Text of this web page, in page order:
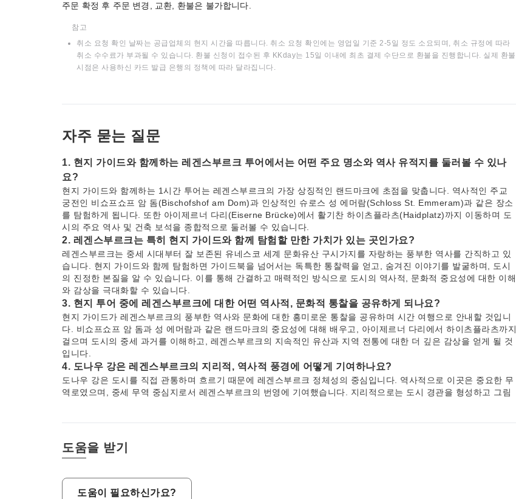
주문 확정 후 주문 변경, 교환, 환불은 불가합니다.
참고
취소 요청 확인 날짜는 공급업체의 현지 시간을 따릅니다. 취소 요청 확인에는 영업일 기준 2-5일 정도 소요되며, 취소 규정에 따라
취소 수수료가 부과될 수 있습니다. 환불 신청이 접수된 후 KKday는 15일 이내에 최초 결제 수단으로 환불을 진행합니다. 실제 환불
시점은 사용하신 카드 발급 은행의 정책에 따라 달라집니다.
자주 묻는 질문
1. 현지 가이드와 함께하는 레겐스부르크 투어에서는 어떤 주요 명소와 역사 유적지를 둘러볼 수 있나
요?
현지 가이드와 함께하는 1시간 투어는 레겐스부르크의 가장 상징적인 랜드마크에 초점을 맞춥니다. 역사적인 주교
궁전인 비쇼프쇼프 암 돔(Bischofshof am Dom)과 인상적인 슈로스 성 에머람(Schloss St. Emmeram)과 같은 장소
를 탐험하게 됩니다. 또한 아이제르너 다리(Eiserne Brücke)에서 활기찬 하이츠플라츠(Haidplatz)까지 이동하며 도
시의 주요 역사 및 건축 보석을 종합적으로 둘러볼 수 있습니다.
2. 레겐스부르크는 특히 현지 가이드와 함께 탐험할 만한 가치가 있는 곳인가요?
레겐스부르크는 중세 시대부터 잘 보존된 유네스코 세계 문화유산 구시가지를 자랑하는 풍부한 역사를 간직하고 있
습니다. 현지 가이드와 함께 탐험하면 가이드북을 넘어서는 독특한 통찰력을 얻고, 숨겨진 이야기를 발굴하며, 도시
의 진정한 본질을 알 수 있습니다. 이를 통해 간결하고 매력적인 방식으로 도시의 역사적, 문화적 중요성에 대한 이해
와 감상을 극대화할 수 있습니다.
3. 현지 투어 중에 레겐스부르크에 대한 어떤 역사적, 문화적 통찰을 공유하게 되나요?
현지 가이드가 레겐스부르크의 풍부한 역사와 문화에 대한 흥미로운 통찰을 공유하며 시간 여행으로 안내할 것입니
다. 비쇼프쇼프 암 돔과 성 에머람과 같은 랜드마크의 중요성에 대해 배우고, 아이제르너 다리에서 하이츠플라츠까지
걸으며 도시의 중세 과거를 이해하고, 레겐스부르크의 지속적인 유산과 지역 전통에 대한 더 깊은 감상을 얻게 될 것
입니다.
4. 도나우 강은 레겐스부르크의 지리적, 역사적 풍경에 어떻게 기여하나요?
도나우 강은 도시를 직접 관통하며 흐르기 때문에 레겐스부르크 정체성의 중심입니다. 역사적으로 이곳은 중요한 무
역로였으며, 중세 무역 중심지로서 레겐스부르크의 번영에 기여했습니다. 지리적으로는 도시 경관을 형성하고 그림
레겐스부르크의 구시가지는 대부분 보행자 친화적이므로 역사 유적지를 탐험하는 데 걷는 것이 좋은 방법입니다. 더
먼 거리를 이동할 때는 도시 전역에 효율적인 연결을 제공하는 잘 발달된 대중교통 버스 시스템이 있습니다. 편리하
6. 우버와 같은 차량 공유 서비스는 레겐스부르크에서 일반적으로 이용 가능한가요?
레겐스부르크에서는 전통적인 택시 서비스가 주문형 개인 교통수단의 주요 옵션입니다. 우버는 일부 대도시에서 운
도움을 받기
도움이 필요하신가요?